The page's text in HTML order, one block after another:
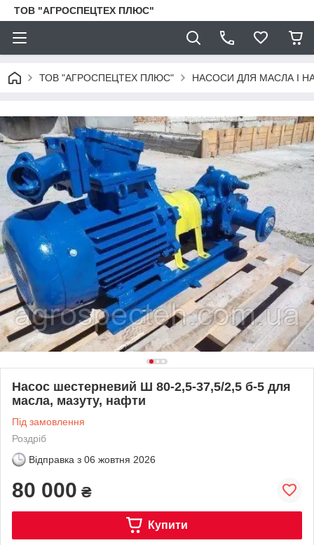
ТОВ "АГРОСПЕЦТЕХ ПЛЮС"
ТОВ "АГРОСПЕЦТЕХ ПЛЮС" НАСОСИ ДЛЯ МАСЛА І
Насос шестерневий Ш 80-2,5-37,5/2,5 б-5 для
масла, мазуту, нафти
Під замовлення
Роздріб
Відправка з 06 жовтня 2026
80 000 ₴
Купити